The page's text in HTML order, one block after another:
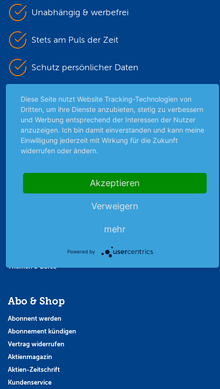
Unabhängig & werbefrei
Stets am Puls der Zeit
Schutz persönlicher Daten
Sicher mit SSL-Verschlüsselung
Highlights
Archiv
Börsengerüchte
Börsengespräche
Themen & Börse
Abo & Shop
Abonnent werden
Abonnement kündigen
Vertrag widerrufen
Aktienmagazin
Aktien-Zeitschrift
Kundenservice
Diese Seite nutzt Website Tracking-Technologien von
Dritten, um ihre Dienste anzubieten, stetig zu verbessern
und Werbung entsprechend der Interessen der Nutzer
anzuzeigen. Ich bin damit einverstanden und kann meine
Einwilligung jederzeit mit Wirkung für die Zukunft
widerrufen oder ändern.
Akzeptieren
Verweigern
mehr
Powered by